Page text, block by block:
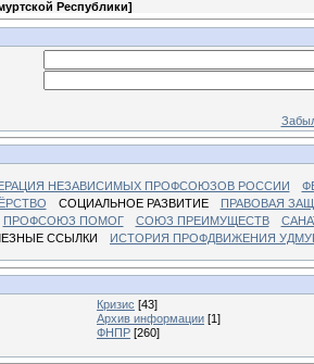
Республики]
НЕЗАВИСИМЫХ ПРОФСОЮЗОВ РОССИИ
СОЦИАЛЬНОЕ РАЗВИТИЕ
ПРАВОВАЯ
ПРОФСОЮЗ ПОМОГ СОЮЗ ПРЕИМУЩЕСТВ
ССЫЛКИ
ИСТОРИЯ ПРОФДВИЖЕНИЯ
Кризис [43]
Архив информации [1]
ФНПР [260]